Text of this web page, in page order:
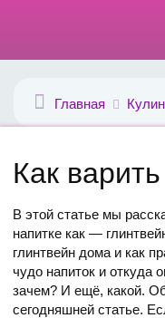
Главная
Как
В этой статье мы
напитке как —
глинтвейн дома и как
чудо напиток и откуда
зачем? И ещё, какой.
сегодняшней статье.